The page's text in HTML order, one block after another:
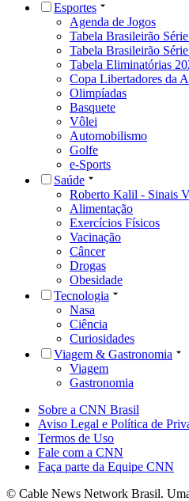
Esportes
Agenda de Jogos
Tabela Brasileirão
Tabela Brasileirão
Tabela Eliminatórias
Copa Libertadores da
Olimpíadas
Basquete
Vôlei
Automobilismo
Golfe
e-Sports
Saúde
Roberto Kalil - Sinais
Alimentação
Exercícios Físicos
Vacinação
Câncer
Drogas
Obesidade
Tecnologia
Nasa
Ciência
Curiosidades
Viagem & Gastronomia
Viagem
Gastronomia
Sobre a CNN Brasil
Aviso Legal e Política de
Termos de Uso
Fale com a CNN
Faça parte da Equipe CNN
© Cable News Network Brasil.